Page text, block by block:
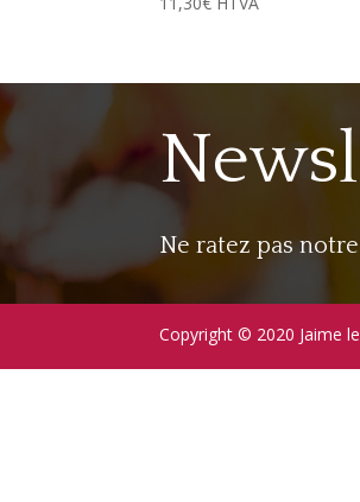
Ne ratez pas
Copyright © 2020 Jaime